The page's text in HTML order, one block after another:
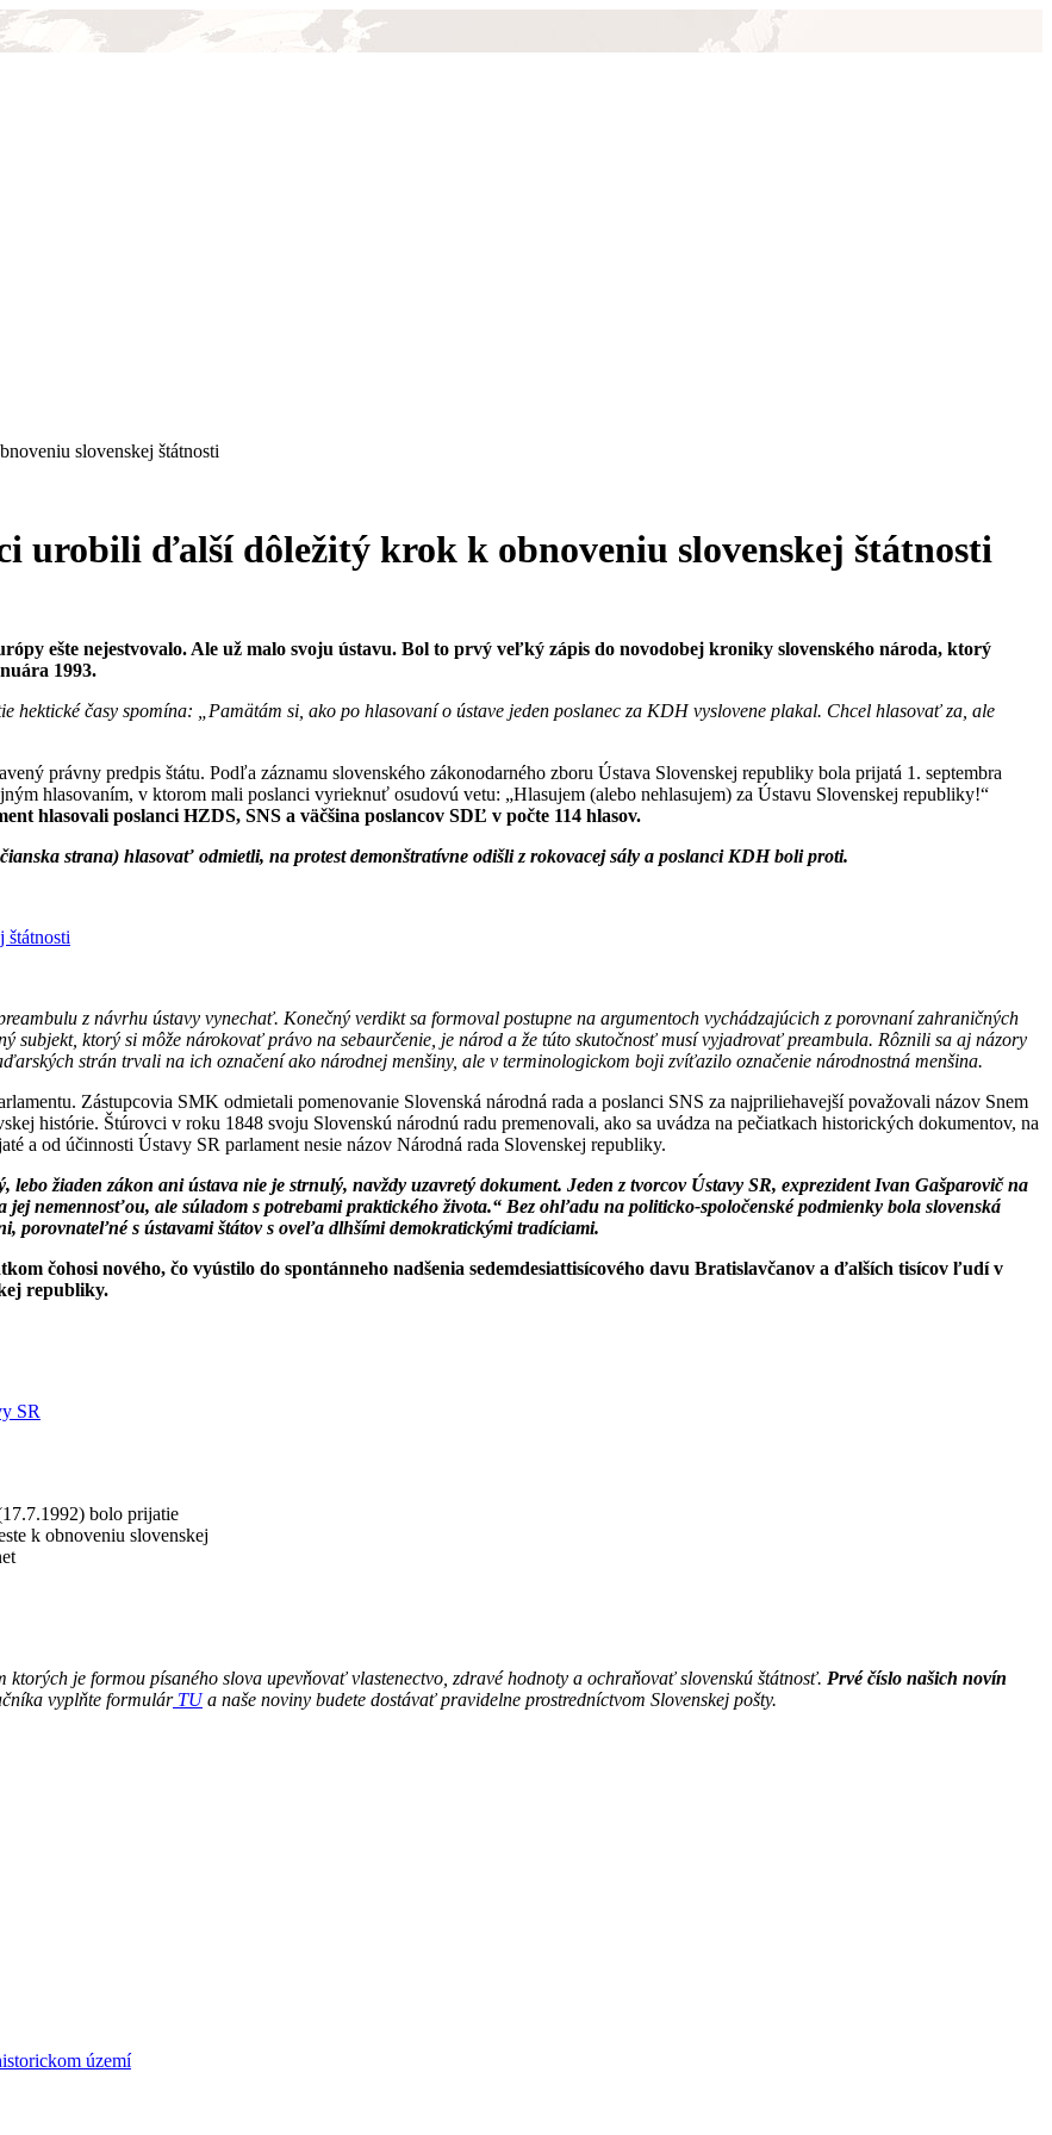
slovenskej štátnosti
urobili ďalší dôležitý krok k obnoveniu slovenskej štátnosti
ešte nejestvovalo. Ale už malo svoju ústavu. Bol to prvý veľký zápis do novodobej kroniky slovenského národa, ktorý
1993.
hektické časy spomína: „Pamätám si, ako po hlasovaní o ústave jeden poslanec za KDH vyslovene plakal. Chcel hlasovať za, ale
právny predpis štátu. Podľa záznamu slovenského zákonodarného zboru Ústava Slovenskej republiky bola prijatá 1. septembra
hlasovaním, v ktorom mali poslanci vyrieknuť osudovú vetu: „Hlasujem (alebo nehlasujem) za Ústavu Slovenskej republiky!“
hlasovali poslanci HZDS, SNS a väčšina poslancov SDĽ v počte 114 hlasov.
strana) hlasovať odmietli, na protest demonštratívne odišli z rokovacej sály a poslanci KDH boli proti.
štátnosti
z návrhu ústavy vynechať. Konečný verdikt sa formoval postupne na argumentoch vychádzajúcich z porovnaní zahraničných
subjekt, ktorý si môže nárokovať právo na sebaurčenie, je národ a že túto skutočnosť musí vyjadrovať preambula. Rôznili sa aj názory
strán trvali na ich označení ako národnej menšiny, ale v terminologickom boji zvíťazilo označenie národnostná menšina.
Zástupcovia SMK odmietali pomenovanie Slovenská národná rada a poslanci SNS za najpriliehavejší považovali názov Snem
histórie. Štúrovci v roku 1848 svoju Slovenskú národnú radu premenovali, ako sa uvádza na pečiatkach historických dokumentov, na
a od účinnosti Ústavy SR parlament nesie názov Národná rada Slovenskej republiky.
žiaden zákon ani ústava nie je strnulý, navždy uzavretý dokument. Jeden z tvorcov Ústavy SR, exprezident Ivan Gašparovič na
nemennosťou, ale súladom s potrebami praktického života.“ Bez ohľadu na politicko-spoločenské podmienky bola slovenská
porovnateľné s ústavami štátov s oveľa dlhšími demokratickými tradíciami.
čohosi nového, čo vyústilo do spontánneho nadšenia sedemdesiattisícového davu Bratislavčanov a ďalších tisícov ľudí v
republiky.
SR
bolo prijatie
k obnoveniu slovenskej
je formou písaného slova upevňovať vlastenectvo, zdravé hodnoty a ochraňovať slovenskú štátnosť. Prvé číslo našich novín
vyplňte formulárTUa naše noviny budete dostávať pravidelne prostredníctvom Slovenskej pošty.
území